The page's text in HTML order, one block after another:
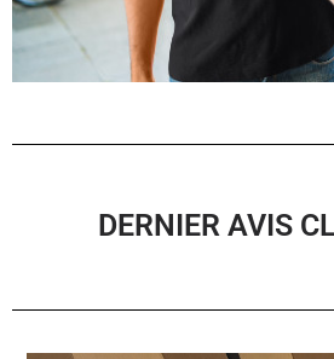
DERNIER AVIS